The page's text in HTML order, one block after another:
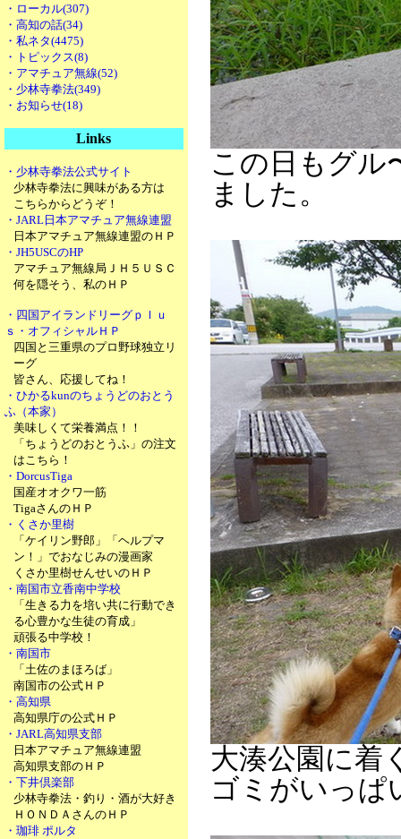
・ローカル(307)
・高知の話(34)
・私ネタ(4475)
・トピックス(8)
・アマチュア無線(52)
・少林寺拳法(349)
・お知らせ(18)
Links
・少林寺拳法公式サイト
少林寺拳法に興味がある方は
こちらからどうぞ！
・JARL日本アマチュア無線連盟
日本アマチュア無線連盟のＨＰ
・JH5USCのHP
アマチュア無線局ＪＨ５ＵＳＣ
何を隠そう、私のＨＰ
・四国アイランドリーグｐｌｕ
ｓ・オフィシャルＨＰ
四国と三重県のプロ野球独立リ
ーグ
皆さん、応援してね！
・ひかるkunのちょうどのおとう
ふ（本家）
美味しくて栄養満点！！
「ちょうどのおとうふ」の注文
はこちら！
・DorcusTiga
国産オオクワ一筋
TigaさんのＨＰ
・くさか里樹
「ケイリン野郎」「ヘルプマ
ン！」でおなじみの漫画家
くさか里樹せんせいのＨＰ
・南国市立香南中学校
「生きる力を培い共に行動でき
る心豊かな生徒の育成」
頑張る中学校！
・南国市
「土佐のまほろば」
南国市の公式ＨＰ
・高知県
高知県庁の公式ＨＰ
・JARL高知県支部
日本アマチュア無線連盟
高知県支部のＨＰ
・下井倶楽部
少林寺拳法・釣り・酒が大好き
ＨＯＮＤＡさんのＨＰ
・珈琲 ポルタ
この日もグル
ました。
大湊公園に着
ゴミがいっぱ